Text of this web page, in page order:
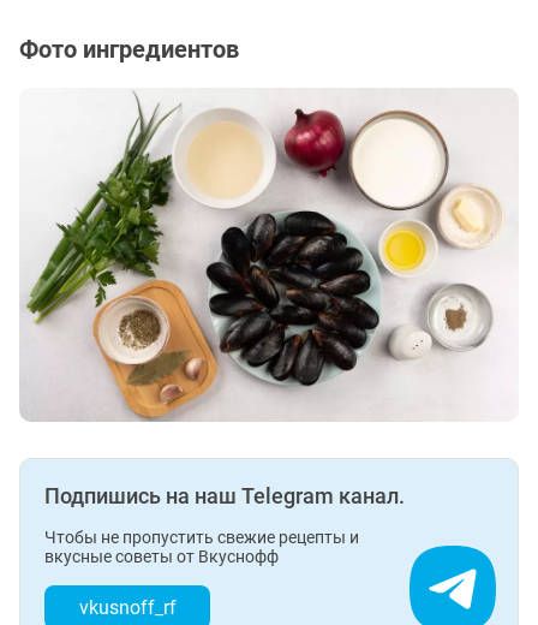
Фото ингредиентов
Подпишись на наш Telegram канал.
Чтобы не пропустить свежие рецепты и
вкусные советы от Вкуснофф
vkusnoff_rf